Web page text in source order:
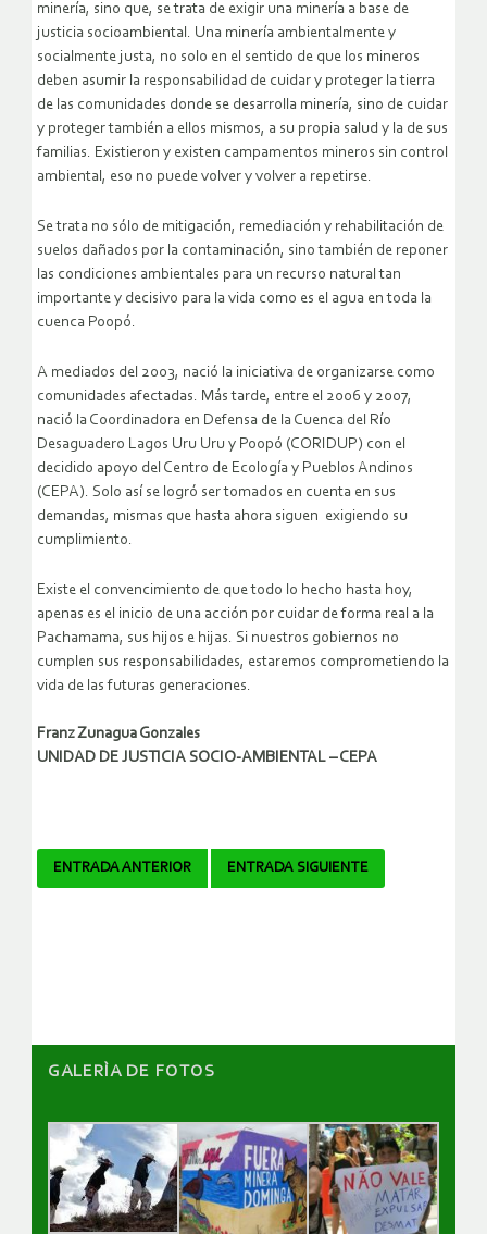
minería, sino que, se trata de exigir una minería a base de
justicia socioambiental. Una minería ambientalmente y
socialmente justa, no solo en el sentido de que los mineros
deben asumir la responsabilidad de cuidar y proteger la tierra
de las comunidades donde se desarrolla minería, sino de cuidar
y proteger también a ellos mismos, a su propia salud y la de sus
familias. Existieron y existen campamentos mineros sin control
ambiental, eso no puede volver y volver a repetirse.
Se trata no sólo de mitigación, remediación y rehabilitación de
suelos dañados por la contaminación, sino también de reponer
las condiciones ambientales para un recurso natural tan
importante y decisivo para la vida como es el agua en toda la
cuenca Poopó.
A mediados del 2003, nació la iniciativa de organizarse como
comunidades afectadas. Más tarde, entre el 2006 y 2007,
nació la Coordinadora en Defensa de la Cuenca del Río
Desaguadero Lagos Uru Uru y Poopó (CORIDUP) con el
decidido apoyo del Centro de Ecología y Pueblos Andinos
(CEPA). Solo así se logró ser tomados en cuenta en sus
demandas, mismas que hasta ahora siguen exigiendo su
cumplimiento.
Existe el convencimiento de que todo lo hecho hasta hoy,
apenas es el inicio de una acción por cuidar de forma real a la
Pachamama, sus hijos e hijas. Si nuestros gobiernos no
cumplen sus responsabilidades, estaremos comprometiendo la
vida de las futuras generaciones.
Franz Zunagua Gonzales
UNIDAD DE JUSTICIA SOCIO-AMBIENTAL – CEPA
Navegador
ENTRADA ANTERIOR ENTRADA SIGUIENTE
GALERÌA DE FOTOS